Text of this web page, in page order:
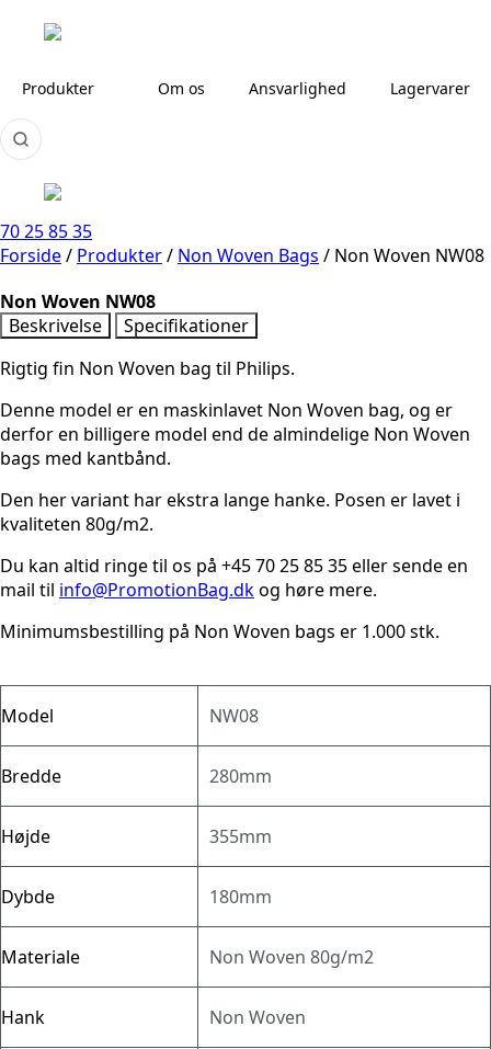
Produkter Om os Ansvarlighed Lagervarer
70 25 85 35
Forside/ Produkter/ Non Woven Bags / Non Woven NW08
Non Woven NW08
Beskrivelse
Specifikationer
Rigtig fin Non Woven bag til Philips.
Denne model er en maskinlavet Non Woven bag, og er
derfor en billigere model end de almindelige Non Woven
bags med kantbånd.
Den her variant har ekstra lange hanke. Posen er lavet i
kvaliteten 80g/m2.
Du kan altid ringe til os på +45 70 25 85 35eller sende en
mail til info@PromotionBag.dkog høre mere.
Minimumsbestilling på Non Woven bags er 1.000 stk.
Model NW08
Bredde 280mm
Højde 355mm
Dybde 180mm
Materiale Non Woven 80g/m2
Hank Non Woven